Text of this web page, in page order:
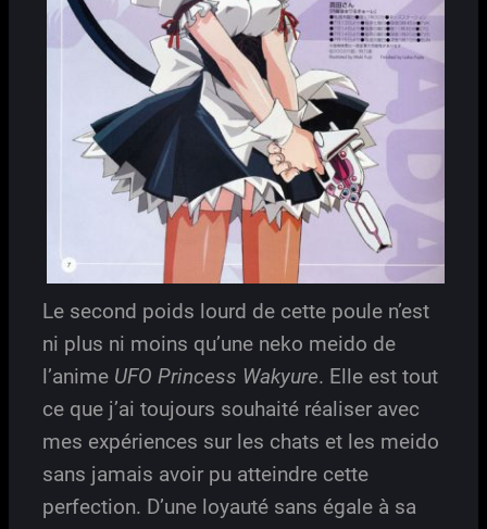
Le second poids lourd de cette poule n’est
ni plus ni moins qu’une neko meido de
l’anime UFO Princess Wakyure. Elle est tout
ce que j’ai toujours souhaité réaliser avec
mes expériences sur les chats et les meido
sans jamais avoir pu atteindre cette
perfection. D’une loyauté sans égale à sa